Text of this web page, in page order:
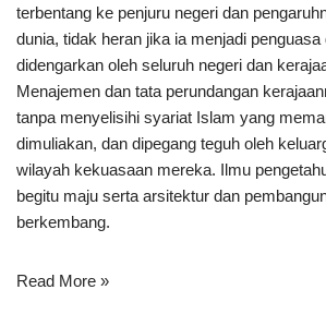
terbentang ke penjuru negeri dan
dunia, tidak heran jika ia menjadi
didengarkan oleh seluruh negeri dan
Menajemen dan tata perundangan
tanpa menyelisihi syariat Islam yang
dimuliakan, dan dipegang teguh oleh
wilayah kekuasaan mereka. Ilmu
begitu maju serta arsitektur dan
berkembang.
Read More »